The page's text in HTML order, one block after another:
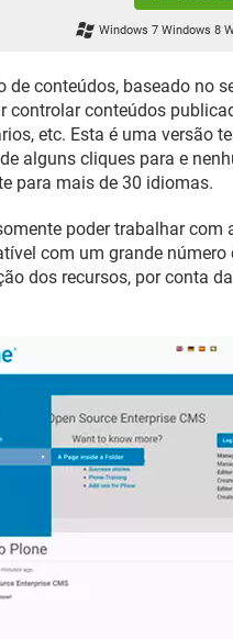
Windows 7 Windows 8
de conteúdos, baseado no
controlar conteúdos
etc. Esta é uma versão
alguns cliques para e
para mais de 30 idiomas.
poder trabalhar
com um grande
dos recursos, por conta